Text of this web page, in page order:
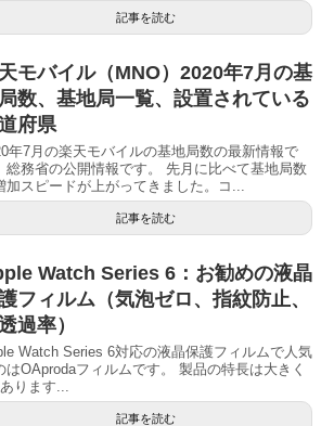
記事を読む
モバイル（MNO）2020年7月の基
数、基地局一覧、設置されている
府県
年7月の楽天モバイルの基地局数の最新情報で
総務省の公開情報です。 先月に比べて基地局数
加スピードが上がってきました。コ...
記事を読む
Watch Series 6：お勧めの液晶
フィルム（気泡ゼロ、指紋防止、
過率）
Watch Series 6対応の液晶保護フィルムで人気
はOAprodaフィルムです。 製品の特長は大きく
ります...
記事を読む